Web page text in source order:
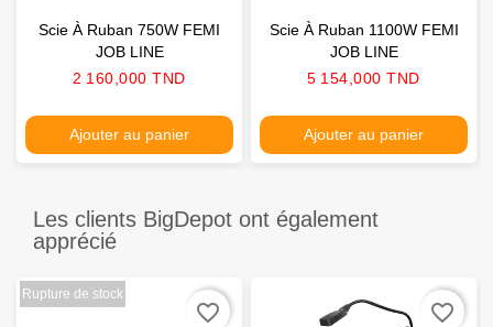
Scie À Ruban 750W FEMI
JOB LINE
Prix
2 160,000 TND
Ajouter au panier
Scie À Ruban 1100W FEMI
JOB LINE
Prix
5 154,000 TND
Ajouter au panier
Les clients BigDepot ont également
apprécié
Rupture de stock
favorite_border favorite_border